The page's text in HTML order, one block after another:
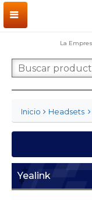
La
Inicio Headsets
Yealink